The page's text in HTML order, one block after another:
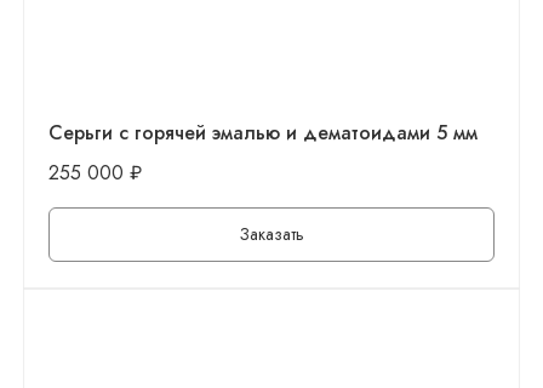
Серьги с горячей эмалью и дематоидами 5 мм
255 000 ₽
Заказать